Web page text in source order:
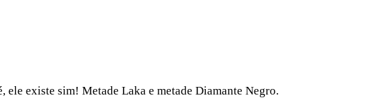
ele existe sim! Metade Laka e metade Diamante Negro.